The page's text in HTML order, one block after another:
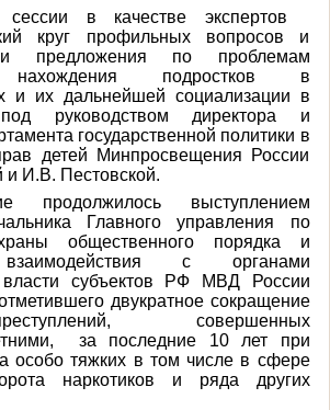
сессии в качестве экспертов
круг профильных вопросов и
предложения по проблемам
нахождения подростков в
и их дальнейшей социализации в
под руководством директора и
государственной политики в
детей Минпросвещения России
и И.В. Пестовской.
продолжилось выступлением
Главного управления по
общественного порядка и
с органами
власти субъектов РФ МВД России
двукратное сокращение
совершенных
за последние 10 лет при
особо тяжких в том числе в сфере
наркотиков и ряда других